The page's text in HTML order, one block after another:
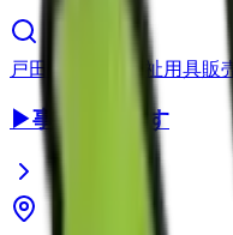
戸田市 特定福祉用具販売
▶事業所を探す